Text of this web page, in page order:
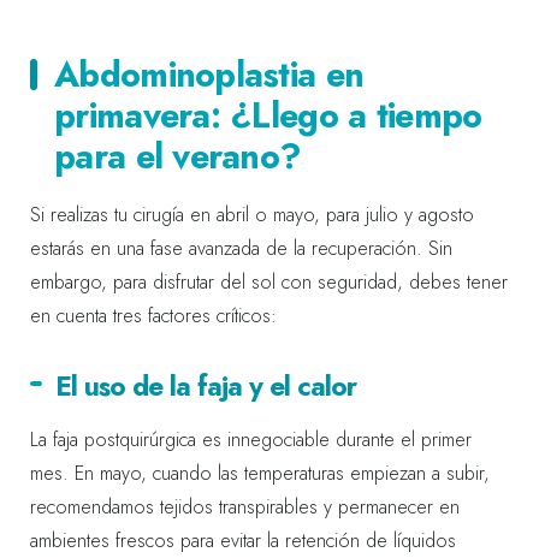
Abdominoplastia en
primavera: ¿Llego a tiempo
para el verano?
Si realizas tu cirugía en abril o mayo, para julio y agosto
estarás en una fase avanzada de la recuperación. Sin
embargo, para disfrutar del sol con seguridad, debes tener
en cuenta tres factores críticos:
El uso de la faja y el calor
La faja postquirúrgica es innegociable durante el primer
mes. En mayo, cuando las temperaturas empiezan a subir,
recomendamos tejidos transpirables y permanecer en
ambientes frescos para evitar la retención de líquidos